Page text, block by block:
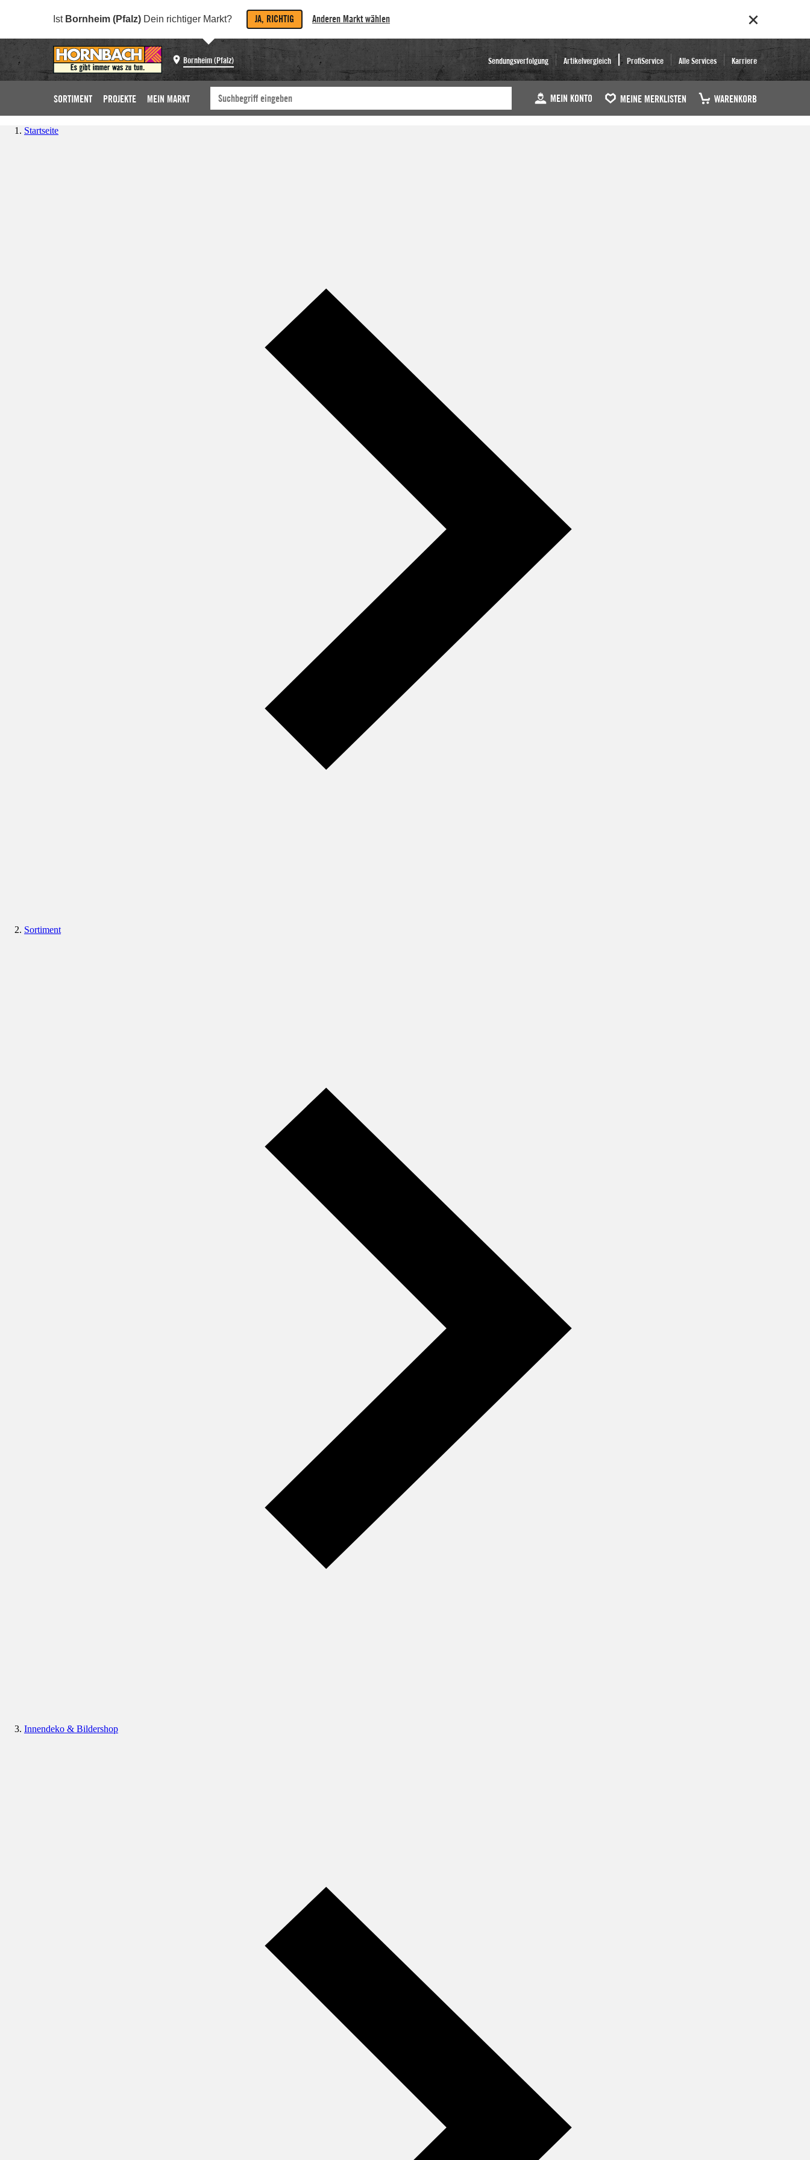
Ist Bornheim (Pfalz) Dein richtiger Markt? JA, RICHTIG Anderen Markt wählen
Bornheim (Pfalz) Sendungsverfolgung Artikelvergleich ProfiService Alle Services Karriere
SORTIMENT PROJEKTE MEIN MARKT MEIN KONTO MEINE MERKLISTEN WARENKORB
Startseite
Sortiment
Innendeko & Bildershop